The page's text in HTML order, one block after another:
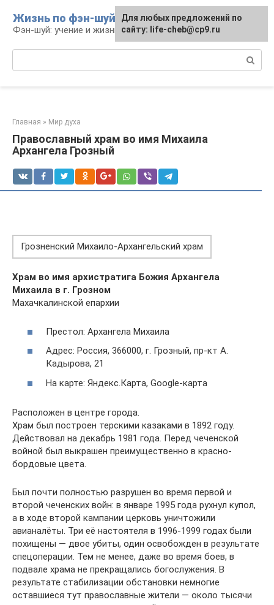
контенту
Жизнь по фэн-шуй
Фэн-шуй: учение и жизнь
Главная » Мир духа
Православный храм во имя Михаила
Архангела Грозный
Грозненский Михаило-Архангельский храм
Храм во имя архистратига Божия Архангела
Михаила в г. Грозном
Махачкалинской епархии
Престол: Архангела Михаила
Адрес: Россия, 366000, г. Грозный, пр-кт А.
Кадырова, 21
На карте: Яндекс.Карта, Google-карта
Расположен в центре города.
Храм был построен терскими казаками в 1892 году.
Действовал на декабрь 1981 года. Перед чеченской
войной был выкрашен преимущественно в красно-
бордовые цвета.
Был почти полностью разрушен во время первой и
второй чеченских войн: в январе 1995 года рухнул купол,
а в ходе второй кампании церковь уничтожили
авианалёты. Три её настоятеля в 1996-1999 годах были
похищены — двое убиты, один освобожден в результате
спецоперации. Тем не менее, даже во время боев, в
подвале храма не прекращались богослужения. В
результате стабилизации обстановки немногие
оставшиеся тут православные жители — около тысячи
Для любых предложений по
сайту: life-cheb@cp9.ru
Для любых предложений по
сайту: life-cheb@cp9.ru